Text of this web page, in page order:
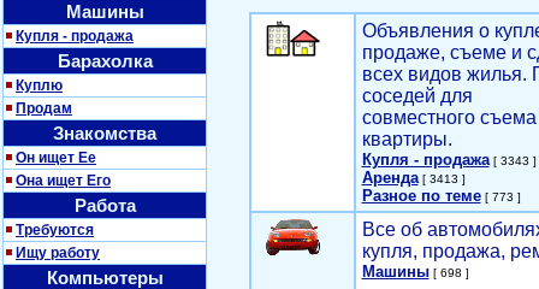
Машины
Купля - продажа
Барахолка
Куплю
Продам
Знакомства
Он ищет Ее
Она ищет Его
Работа
Требуются
Ищу работу
Компьютеры
Объявления о
продаже, съеме и
всех видов жилья.
соседей для
совместного съема
квартиры.
Купля - продажа[ 3343 ]
Аренда[ 3413 ]
Разное по теме[ 773 ]
Все об
купля, продажа,
Машины[ 698 ]